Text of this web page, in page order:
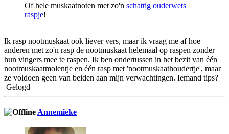
Of hele muskaatnoten met zo'n schattig ouderwets
raspje!
Ik rasp nootmuskaat ook liever vers, maar ik vraag me af hoe
anderen met zo'n rasp de nootmuskaat helemaal op raspen zonder
hun vingers mee te raspen. Ik ben ondertussen in het bezit van één
nootmuskaatmolentje en één rasp met 'nootmuskaathoudertje', maar
ze voldoen geen van beiden aan mijn verwachtingen. Iemand tips?
Gelogd
Annemieke